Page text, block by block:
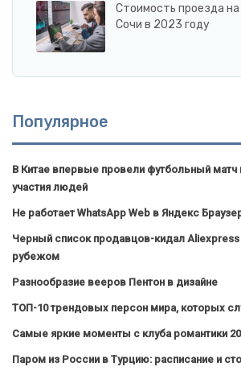
Стоимость проезда
Сочи в 2023 году
Популярное
В Китае впервые провели футбольный
участия людей
Не работает WhatsApp Web в Яндекс
Черный список продавцов-кидал Aliexpress
рубежом
Разнообразие вееров Пентон в дизайне
ТОП-10 трендовых персон мира, которых
Самые яркие моменты с клуба романтики
Паром из России в Турцию: расписание и